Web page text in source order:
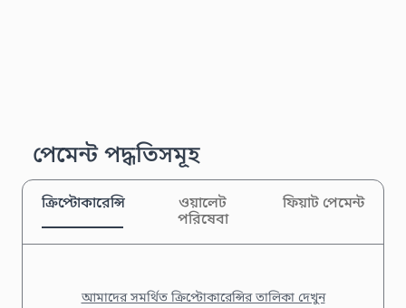
পেমেন্ট পদ্ধতিসমূহ
ক্রিপ্টোকারেন্সি
ওয়ালেট
পরিষেবা
ফিয়াট পেমেন্ট
আমাদের সমর্থিত ক্রিপ্টোকারেন্সির তালিকা দেখুন